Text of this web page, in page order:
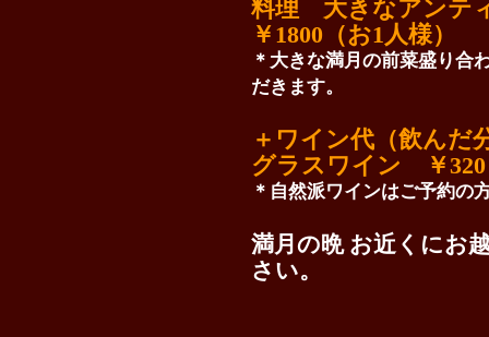
料理 大きなアンテ
￥1800（お1人様）
＊大きな満月の前菜盛り合
だきます。
＋ワイン代（飲んだ
グラスワイン ￥320
＊自然派ワインはご予約の
満月の晩 お近くにお
さい。